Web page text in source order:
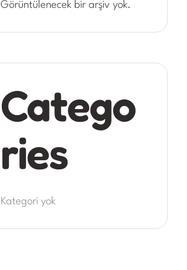
Görüntülenecek bir arşiv yok.
Catego
ries
Kategori yok